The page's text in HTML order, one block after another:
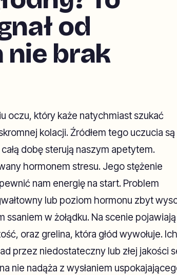
od
nie brak
oczu, który każe natychmiast szukać
kolacji. Źródłem tego uczucia są
dobę sterują naszym apetytem.
hormonem stresu. Jego stężenie
nam energię na start. Problem
lub poziom hormonu zbyt
w żołądku. Na scenie pojawiają
oraz grelina, która głód wywołuje. Ich
przez niedostateczny lub złej jakości
nie nadąża z wysłaniem